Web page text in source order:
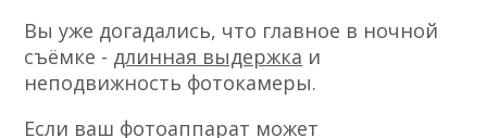
Вы уже догадались, что главное в ночной
съёмке - длинная выдержка и
неподвижность фотокамеры.
Если ваш фотоаппарат может